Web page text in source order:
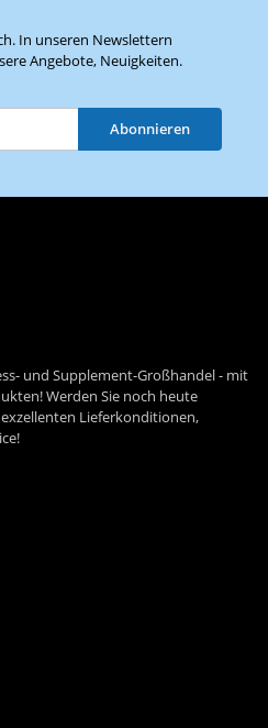
In unseren Newslettern
Angebote, Neuigkeiten.
Abonnieren
und Supplement-Großhandel - mit
Werden Sie noch heute
Lieferkonditionen,